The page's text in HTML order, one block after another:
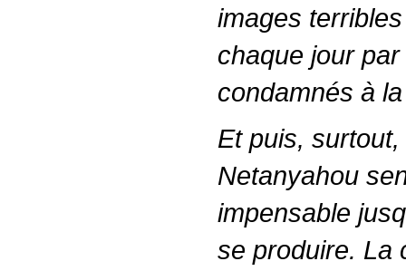
images
chaque jour
condamnés à
Et puis,
Netanyahou
impensable
se produire. La